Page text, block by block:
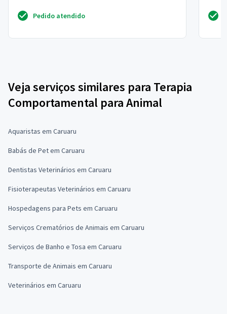
Pedido atendido
Veja serviços similares para Terapia
Comportamental para Animal
Aquaristas em Caruaru
Babás de Pet em Caruaru
Dentistas Veterinários em Caruaru
Fisioterapeutas Veterinários em Caruaru
Hospedagens para Pets em Caruaru
Serviços Crematórios de Animais em Caruaru
Serviços de Banho e Tosa em Caruaru
Transporte de Animais em Caruaru
Veterinários em Caruaru